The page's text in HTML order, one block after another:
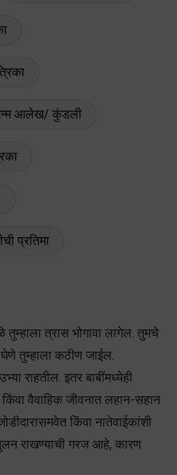
आलेख/ कुंडली
प्रतिमा
तुम्हाला त्रास भोगावा लागेल. तुमचे
तुम्हाला कठीण जाईल.
राहतील. इतर बाबींमध्येही
वैवाहिक जीवनात लहान-सहान
किंवा नातेवाईकांशी
राखण्याची गरज आहे, कारण